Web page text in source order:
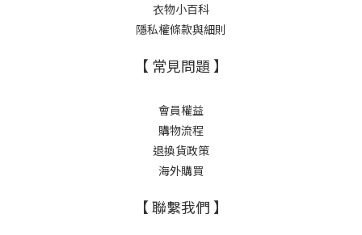
衣物小百科
隱私權條款與細則
【 常見問題 】
會員權益
購物流程
退換貨政策
海外購買
【 聯繫我們 】